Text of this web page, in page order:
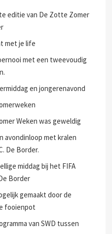
editie van De Zotte Zomer
met je life
met een tweevoudig
en jongerenavond
Weken was geweldig
avondinloop met kralen
De Border.
middag bij het FIFA
Border
gemaakt door de
fooienpot
van SWD tussen